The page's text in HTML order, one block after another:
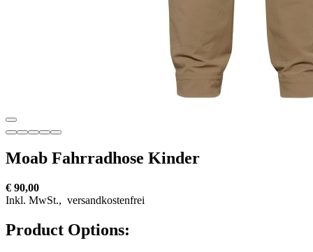
Moab Fahrradhose Kinder
€ 90,00
Inkl. MwSt., versandkostenfrei
Product Options: